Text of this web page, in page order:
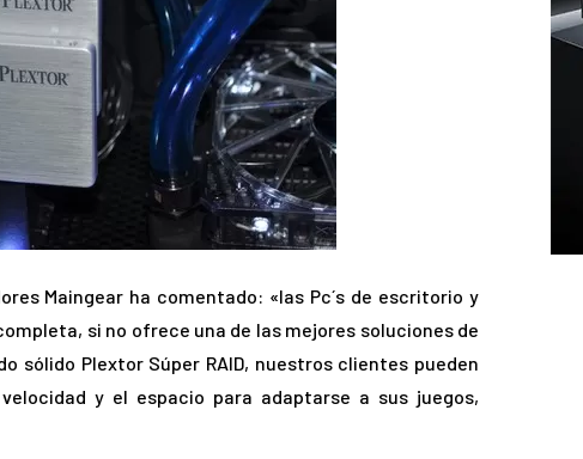
Maingear ha comentado: «las Pc´s de escritorio y
si no ofrece una de las mejores soluciones de
sólido Plextor Súper RAID, nuestros clientes pueden
y el espacio para adaptarse a sus juegos,